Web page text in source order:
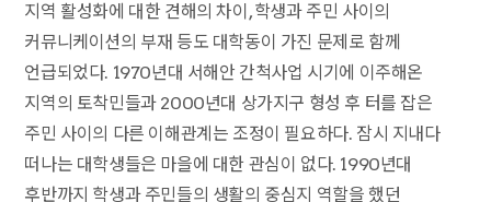
지역 활성화에 대한 견해의 차이, 학생과 주민 사이의
커뮤니케이션의 부재 등도 대학동이 가진 문제로 함께
언급되었다. 1970년대 서해안 간척사업 시기에 이주해온
지역의 토착민들과 2000년대 상가지구 형성 후 터를 잡은
주민 사이의 다른 이해관계는 조정이 필요하다. 잠시 지내다
떠나는 대학생들은 마을에 대한 관심이 없다. 1990년대
후반까지 학생과 주민들의 생활의 중심지 역할을 했던